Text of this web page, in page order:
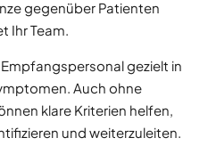
gegenüber Patienten
Ihr Team.
Empfangspersonal gezielt in
Auch ohne
klare Kriterien helfen,
und weiterzuleiten.